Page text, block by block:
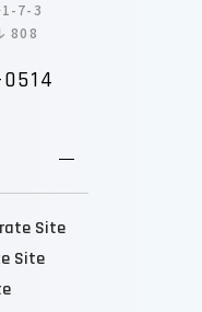
1-7-3
808
Site
Site